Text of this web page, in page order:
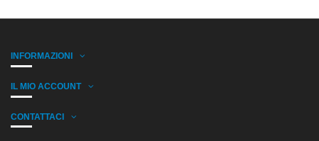
INFORMAZIONI
IL MIO ACCOUNT
CONTATTACI